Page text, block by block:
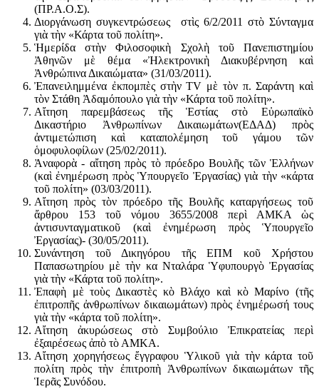
(ΠΡ.Α.Ο.Σ).
Διοργάνωση συγκεντρώσεως στὶς 6/2/2011 στὸ Σύνταγμα
γιὰ τὴν «Κάρτα τοῦ πολίτη».
Ἡμερίδα στὴν Φιλοσοφικὴ Σχολὴ τοῦ Πανεπιστημίου
Ἀθηνῶν μὲ θέμα «Ἠλεκτρονικὴ Διακυβέρνηση καὶ
Ἀνθρώπινα Δικαιώματα» (31/03/2011).
Ἐπανειλημμένα ἐκπομπὲς στὴν TV μὲ τὸν π. Σαράντη καὶ
τὸν Στάθη Ἀδαμόπουλο γιὰ τὴν «Κάρτα τοῦ πολίτη».
Αἴτηση παρεμβάσεως τῆς Ἑστίας στὸ Εὐρωπαϊκὸ
Δικαστήριο Ἀνθρωπίνων Δικαιωμάτων(ΕΔΑΔ) πρὸς
ἀντιμετώπιση καὶ καταπολέμηση τοῦ γάμου τῶν
ὁμοφυλοφίλων (25/02/2011).
Ἀναφορὰ - αἴτηση πρὸς τὸ πρόεδρο Βουλῆς τῶν Ἑλλήνων
(καὶ ἐνημέρωση πρὸς Ὑπουργεῖο Ἐργασίας) γιὰ τὴν «κάρτα
τοῦ πολίτη» (03/03/2011).
Αἴτηση πρὸς τὸν πρόεδρο τῆς Βουλῆς καταργήσεως τοῦ
ἄρθρου 153 τοῦ νόμου 3655/2008 περὶ ΑΜΚΑ ὡς
ἀντισυνταγματικοῦ (καὶ ἐνημέρωση πρὸς Ὑπουργεῖο
Ἐργασίας)- (30/05/2011).
Συνάντηση τοῦ Δικηγόρου τῆς ΕΠΜ κοῦ Χρήστου
Παπασωτηρίου μὲ τὴν κα Νταλάρα Ὑφυπουργὸ Ἐργασίας
γιὰ τὴν «Κάρτα τοῦ πολίτη».
Ἐπαφὴ μὲ τοὺς Δικαστὲς κὸ Βλάχο καὶ κὸ Μαρίνο (τῆς
ἐπιτροπῆς ἀνθρωπίνων δικαιωμάτων) πρὸς ἐνημέρωσή τους
γιὰ τὴν «κάρτα τοῦ πολίτη».
Αἴτηση ἀκυρώσεως στὸ Συμβούλιο Ἐπικρατείας περὶ
ἐξαιρέσεως ἀπὸ τὸ ΑΜΚΑ.
Αἴτηση χορηγήσεως ἔγγραφου Ὑλικοῦ γιὰ τὴν κάρτα τοῦ
πολίτη πρὸς τὴν ἐπιτροπὴ Ἀνθρωπίνων δικαιωμάτων τῆς
Ἱερᾶς Συνόδου.